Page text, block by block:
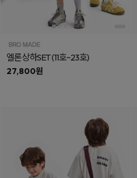
엘론상하SET(11호~23호)
27,800원